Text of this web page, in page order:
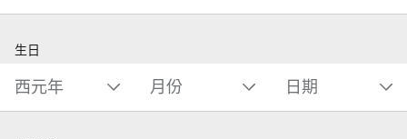
生日